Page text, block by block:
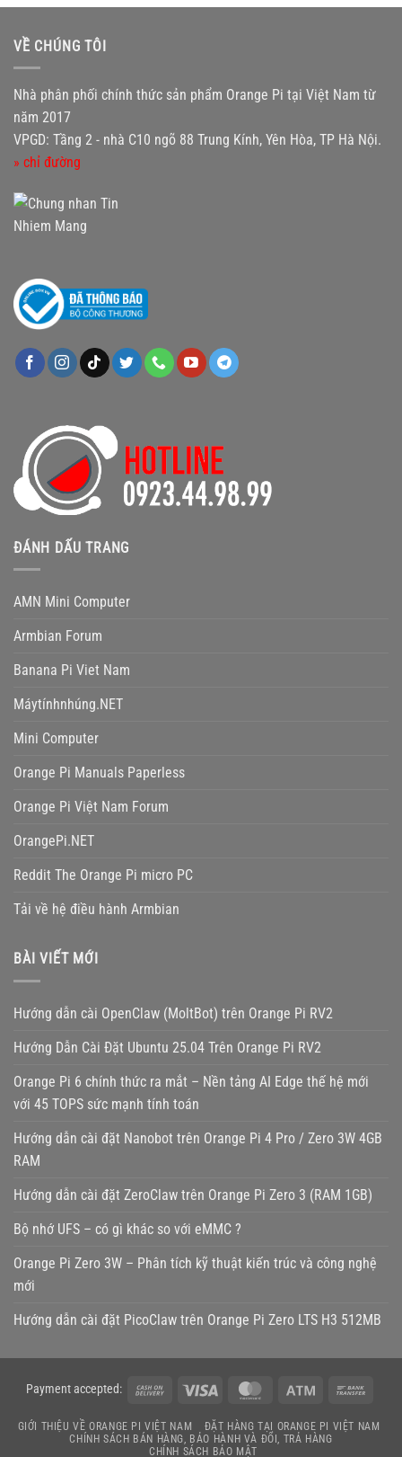
VỀ CHÚNG TÔI
Nhà phân phối chính thức sản phẩm Orange Pi tại Việt Nam từ
năm 2017
VPGD: Tầng 2 - nhà C10 ngõ 88 Trung Kính, Yên Hòa, TP Hà Nội.
» chỉ đường
ĐÁNH DẤU TRANG
AMN Mini Computer
Armbian Forum
Banana Pi Viet Nam
Máytínhnhúng.NET
Mini Computer
Orange Pi Manuals Paperless
Orange Pi Việt Nam Forum
OrangePi.NET
Reddit The Orange Pi micro PC
Tải về hệ điều hành Armbian
BÀI VIẾT MỚI
Hướng dẫn cài OpenClaw (MoltBot) trên Orange Pi RV2
Hướng Dẫn Cài Đặt Ubuntu 25.04 Trên Orange Pi RV2
Orange Pi 6 chính thức ra mắt – Nền tảng AI Edge thế hệ mới
với 45 TOPS sức mạnh tính toán
Hướng dẫn cài đặt Nanobot trên Orange Pi 4 Pro / Zero 3W 4GB
RAM
Hướng dẫn cài đặt ZeroClaw trên Orange Pi Zero 3 (RAM 1GB)
Bộ nhớ UFS – có gì khác so với eMMC ?
Orange Pi Zero 3W – Phân tích kỹ thuật kiến trúc và công nghệ
mới
Hướng dẫn cài đặt PicoClaw trên Orange Pi Zero LTS H3 512MB
Payment accepted:
Cash
Delivery
MasterCard Atm
GIỚI THIỆU VỀ ORANGE PI VIỆT NAM
ĐẶT HÀNG TẠI ORANGE PI VIỆT NAM
CHÍNH SÁCH BÁN HÀNG, BẢO HÀNH VÀ ĐỔI, TRẢ HÀNG
CHÍNH SÁCH BẢO MẬT